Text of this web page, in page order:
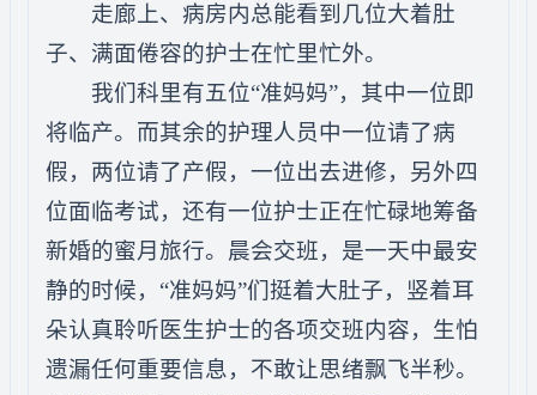
走廊上、病房内总能看到几位大着肚
子、满面倦容的护士在忙里忙外。
我们科里有五位“准妈妈”，其中一位即
将临产。而其余的护理人员中一位请了病
假，两位请了产假，一位出去进修，另外四
位面临考试，还有一位护士正在忙碌地筹备
新婚的蜜月旅行。晨会交班，是一天中最安
静的时候，“准妈妈”们挺着大肚子，竖着耳
朵认真聆听医生护士的各项交班内容，生怕
遗漏任何重要信息，不敢让思绪飘飞半秒。